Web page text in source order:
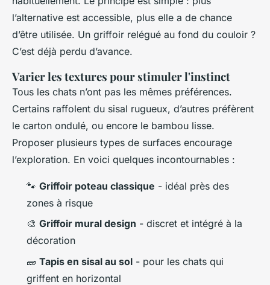
l’alternative est accessible, plus elle a de chance
d’être utilisée. Un griffoir relégué au fond du couloir ?
C’est déjà perdu d’avance.
Varier les textures pour stimuler l'instinct
Tous les chats n’ont pas les mêmes préférences.
Certains raffolent du sisal rugueux, d’autres préfèrent
le carton ondulé, ou encore le bambou lisse.
Proposer plusieurs types de surfaces encourage
l’exploration. En voici quelques incontournables :
🐾 Griffoir poteau classique - idéal près des
zones à risque
🎨 Griffoir mural design - discret et intégré à la
décoration
🧱 Tapis en sisal au sol - pour les chats qui
griffent en horizontal